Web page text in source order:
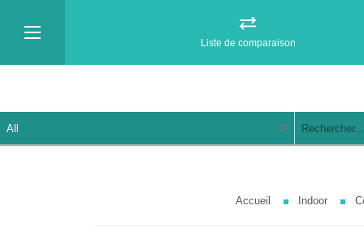
Liste de comparaison
Accueil Indoor